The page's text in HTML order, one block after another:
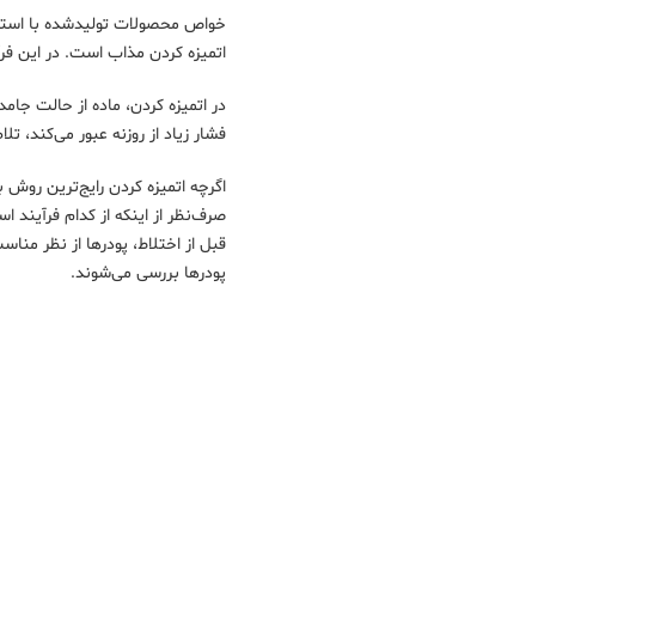
خواص محصولات تولیدشده با
اتمیزه کردن مذاب است. در این
در اتمیزه کردن، ماده از حالت
فشار زیاد از روزنه عبور
اگرچه اتمیزه کردن رایج‌ترین
صرف‌نظر از اینکه از کدام فرآیند
قبل از اختلاط، پودرها از نظر
پودرها بررسی می‌شوند.